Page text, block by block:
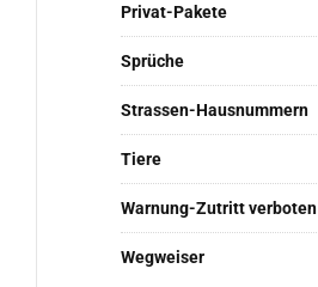
Privat-Pakete
Sprüche
Strassen-Hausnummern
Tiere
Warnung-Zutritt verboten
Wegweiser